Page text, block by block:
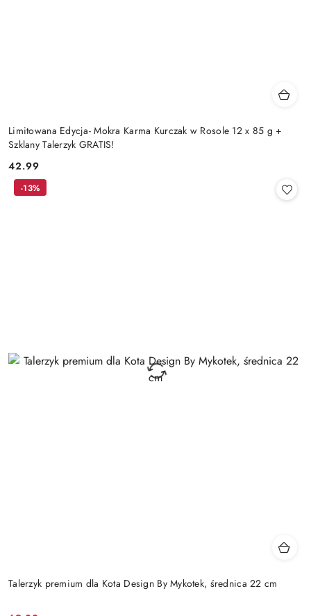
Limitowana Edycja- Mokra Karma Kurczak w Rosole 12 x 85 g +
Szklany Talerzyk GRATIS!
Cena:
42.99
Talerzyk premium dla Kota Design By Mykotek, średnica 22 cm
-13%